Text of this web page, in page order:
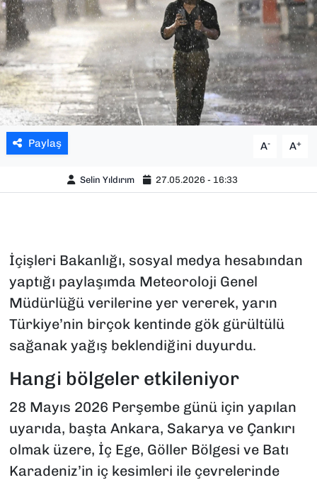
Paylaş A- A+
Selin Yıldırım 27.05.2026 - 16:33
İçişleri Bakanlığı, sosyal medya hesabından
yaptığı paylaşımda Meteoroloji Genel
Müdürlüğü verilerine yer vererek, yarın
Türkiye’nin birçok kentinde gök gürültülü
sağanak yağış beklendiğini duyurdu.
Hangi bölgeler etkileniyor
28 Mayıs 2026 Perşembe günü için yapılan
uyarıda, başta Ankara, Sakarya ve Çankırı
olmak üzere, İç Ege, Göller Bölgesi ve Batı
Karadeniz’in iç kesimleri ile çevrelerinde
TEKNOLOJİ
YAŞAM
YEREL YÖNETİMLER